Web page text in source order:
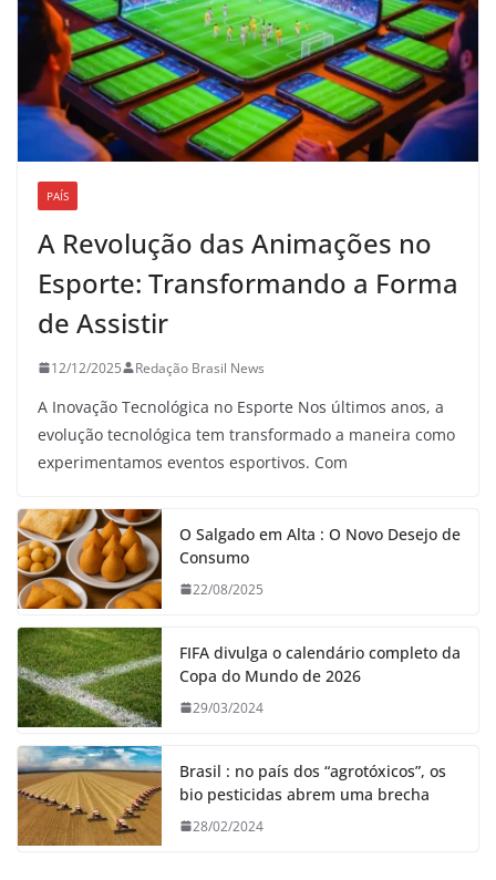
PAÍS
A Revolução das Animações no
Esporte: Transformando a Forma
de Assistir
12/12/2025 Redação Brasil News
A Inovação Tecnológica no Esporte Nos últimos anos, a
evolução tecnológica tem transformado a maneira como
experimentamos eventos esportivos. Com
O Salgado em Alta : O Novo Desejo de
Consumo
22/08/2025
FIFA divulga o calendário completo da
Copa do Mundo de 2026
29/03/2024
Brasil : no país dos “agrotóxicos”, os
bio pesticidas abrem uma brecha
28/02/2024